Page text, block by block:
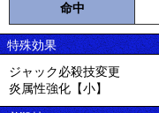
命中
特殊効果
ジャック必殺技変更
炎属性強化【小】